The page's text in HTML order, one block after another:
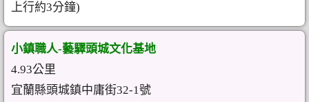
上行約3分鐘)
小鎮職人-藝驛頭城文化基地
4.93公里
宜蘭縣頭城鎮中庸街32-1號